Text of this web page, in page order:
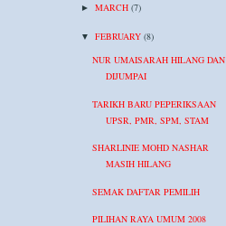
► MARCH (7)
▼ FEBRUARY (8)
NUR UMAISARAH HILANG DAN
DIJUMPAI
TARIKH BARU PEPERIKSAAN
UPSR, PMR, SPM, STAM
SHARLINIE MOHD NASHAR
MASIH HILANG
SEMAK DAFTAR PEMILIH
PILIHAN RAYA UMUM 2008